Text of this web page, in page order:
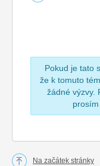
Pokud je tato
že k tomuto
žádné výzvy.
prosím
Na začátek stránky